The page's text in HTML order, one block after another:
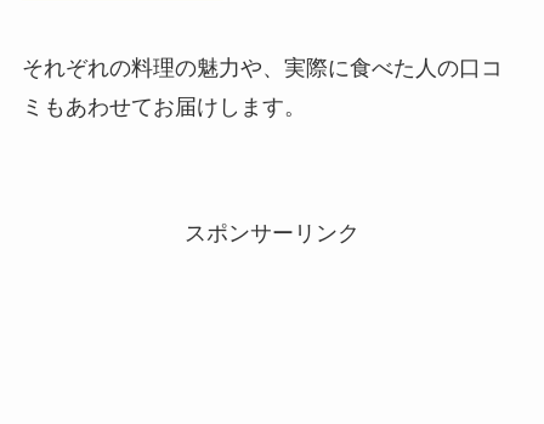
それぞれの料理の魅力や、実際に食べた人の口コ
ミもあわせてお届けします。
スポンサーリンク